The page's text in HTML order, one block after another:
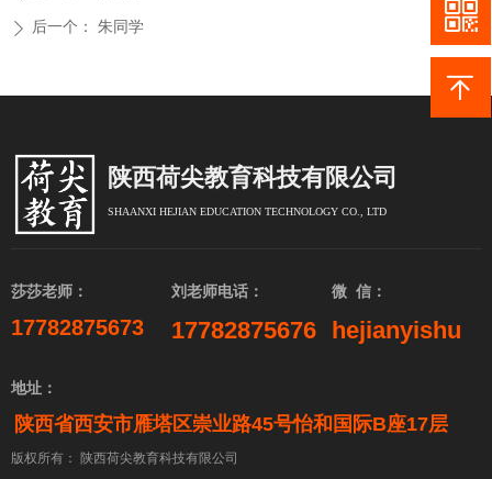
ꄲ 后一个： 朱同学
地址：
陕西省西安市雁塔区崇业路45号怡和国际B座17层
莎莎老师：
17782875673
刘老师电话：
17782875676
微 信：
hejianyishu
版权所有： 陕西荷尖教育科技有限公司
陕西荷尖教育科技有限公司
SHAANXI HEJIAN EDUCATION TECHNOLOGY CO., LTD